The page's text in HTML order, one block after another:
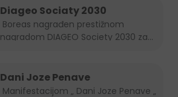
Diageo Sociaty 2030
nagradom DIAGEO Society 2030 za...
Dani Joze Penave